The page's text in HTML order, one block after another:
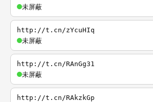
未屏蔽
http://t.cn/zYcuHIq
未屏蔽
http://t.cn/RAnGg31
未屏蔽
http://t.cn/RAkzkGp